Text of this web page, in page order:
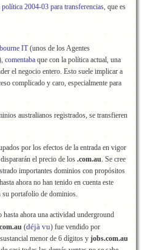
política 2004-03 para transferencias, que es
IT(unos de los Agentes
comentaba que con la política actual, una
el negocio entero. Esto suele implicar a
complicado y caro, especialmente para
australianos registrados, se transfieren
por los efectos de la entrada en vigor
el precio de los .com.au. Se cree
importantes dominios con propósitos
ahora no han tenido en cuenta este
su portafolio de dominios.
ahora una actividad underground
(déjà vu) fue vendido por
menor de 6 dígitos y jobs.com.au